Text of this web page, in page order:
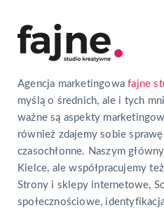
Agencja marketingowafajne
myślą o średnich, ale i tych
ważne są aspekty
również zdajemy sobie
czasochłonne. Naszym
Kielce, ale współpracujemy
Strony i sklepy internetowe,
społecznościowe,